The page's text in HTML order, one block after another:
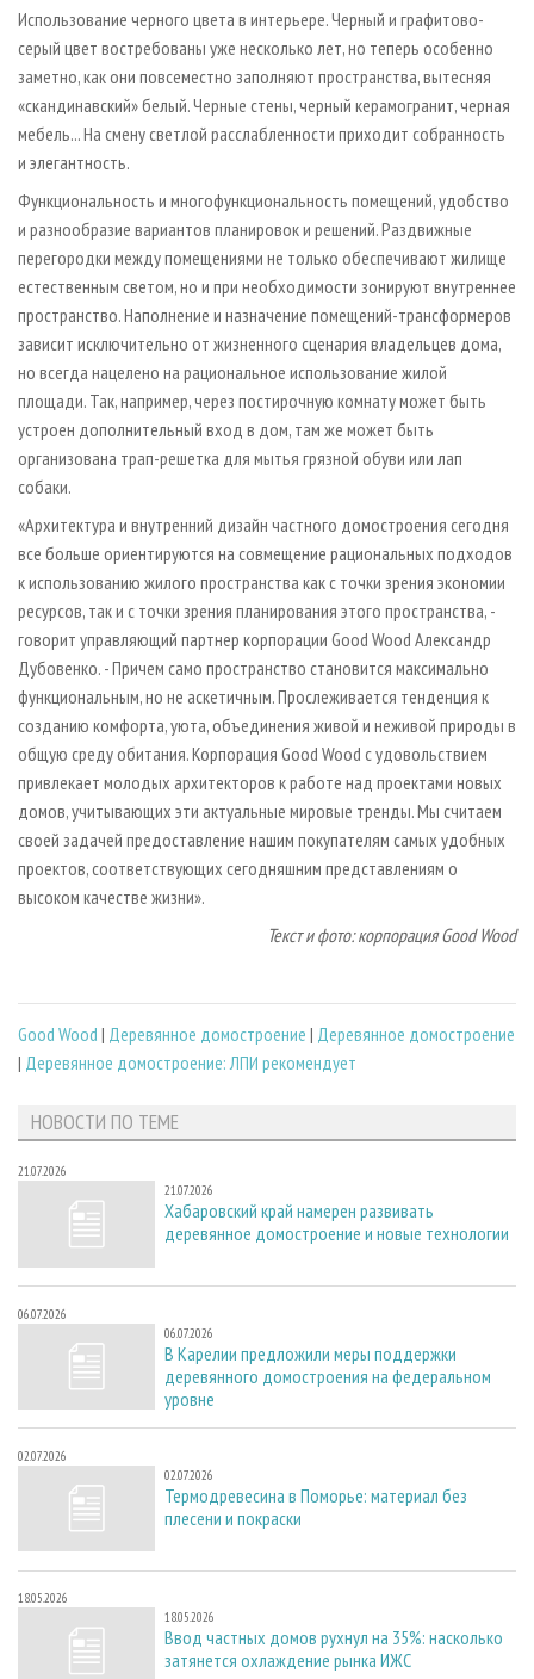
Использование черного цвета в интерьере. Черный и графитово-
серый цвет востребованы уже несколько лет, но теперь особенно
заметно, как они повсеместно заполняют пространства, вытесняя
«скандинавский» белый. Черные стены, черный керамогранит, черная
мебель... На смену светлой расслабленности приходит собранность
и элегантность.
Функциональность и многофункциональность помещений, удобство
и разнообразие вариантов планировок и решений. Раздвижные
перегородки между помещениями не только обеспечивают жилище
естественным светом, но и при необходимости зонируют внутреннее
пространство. Наполнение и назначение помещений-трансформеров
зависит исключительно от жизненного сценария владельцев дома,
но всегда нацелено на рациональное использование жилой
площади. Так, например, через постирочную комнату может быть
устроен дополнительный вход в дом, там же может быть
организована трап-решетка для мытья грязной обуви или лап
собаки.
«Архитектура и внутренний дизайн частного домостроения сегодня
все больше ориентируются на совмещение рациональных подходов
к использованию жилого пространства как с точки зрения экономии
ресурсов, так и с точки зрения планирования этого пространства, -
говорит управляющий партнер корпорации Good Wood Александр
Дубовенко. - Причем само пространство становится максимально
функциональным, но не аскетичным. Прослеживается тенденция к
созданию комфорта, уюта, объединения живой и неживой природы в
общую среду обитания. Корпорация Good Wood с удовольствием
привлекает молодых архитекторов к работе над проектами новых
домов, учитывающих эти актуальные мировые тренды. Мы считаем
своей задачей предоставление нашим покупателям самых удобных
проектов, соответствующих сегодняшним представлениям о
высоком качестве жизни».
Текст и фото: корпорация Good Wood
Good Wood | Деревянное домостроение | Деревянное домостроение
| Деревянное домостроение: ЛПИ рекомендует
НОВОСТИ ПО ТЕМЕ
21.07.2026
21.07.2026
Хабаровский край намерен развивать
деревянное домостроение и новые технологии
06.07.2026
06.07.2026
В Карелии предложили меры поддержки
деревянного домостроения на федеральном
уровне
02.07.2026
02.07.2026
Термодревесина в Поморье: материал без
плесени и покраски
18.05.2026
18.05.2026
Ввод частных домов рухнул на 35%: насколько
затянется охлаждение рынка ИЖС